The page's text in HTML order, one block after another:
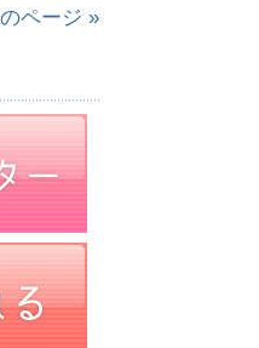
ページ »